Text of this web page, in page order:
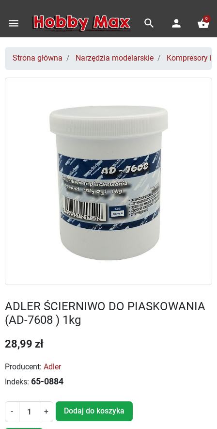
menu search person shopping_basket
0
Strona główna Narzędzia modelarskie Kompresory i
ADLER ŚCIERNIWO DO PIASKOWANIA
(AD-7608 ) 1kg
28,99 zł
Producent: Adler
Indeks: 65-0884
- + Dodaj do koszyka